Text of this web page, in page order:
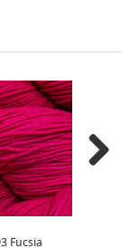
Fucsia